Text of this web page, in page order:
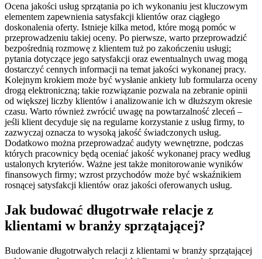
Ocena jakości usług sprzątania po ich wykonaniu jest kluczowym
elementem zapewnienia satysfakcji klientów oraz ciągłego
doskonalenia oferty. Istnieje kilka metod, które mogą pomóc w
przeprowadzeniu takiej oceny. Po pierwsze, warto przeprowadzić
bezpośrednią rozmowę z klientem tuż po zakończeniu usługi;
pytania dotyczące jego satysfakcji oraz ewentualnych uwag mogą
dostarczyć cennych informacji na temat jakości wykonanej pracy.
Kolejnym krokiem może być wysłanie ankiety lub formularza oceny
drogą elektroniczną; takie rozwiązanie pozwala na zebranie opinii
od większej liczby klientów i analizowanie ich w dłuższym okresie
czasu. Warto również zwrócić uwagę na powtarzalność zleceń –
jeśli klient decyduje się na regularne korzystanie z usług firmy, to
zazwyczaj oznacza to wysoką jakość świadczonych usług.
Dodatkowo można przeprowadzać audyty wewnętrzne, podczas
których pracownicy będą oceniać jakość wykonanej pracy według
ustalonych kryteriów. Ważne jest także monitorowanie wyników
finansowych firmy; wzrost przychodów może być wskaźnikiem
rosnącej satysfakcji klientów oraz jakości oferowanych usług.
Jak budować długotrwałe relacje z
klientami w branży sprzątającej?
Budowanie długotrwałych relacji z klientami w branży sprzątającej